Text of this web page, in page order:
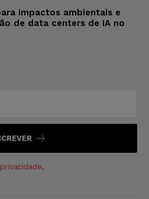
impactos ambientais e
de data centers de IA no
.